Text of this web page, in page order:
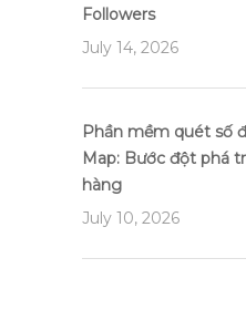
Followers
July 14, 2026
Phần mềm quét số
Map: Bước đột phá
hàng
July 10, 2026